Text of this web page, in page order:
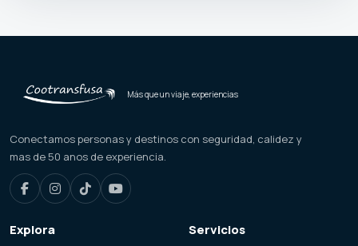
Más que un viaje, experiencias
Conectamos personas y destinos con seguridad, calidez y
mas de 50 anos de experiencia.
Explora Servicios